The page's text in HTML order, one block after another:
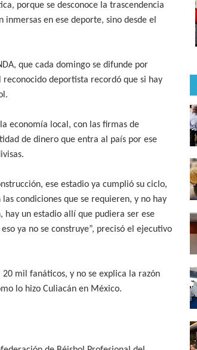
porque se desconoce la trascendencia
en ese deporte, sino desde el
que cada domingo se difunde por
reconocido deportista recordó que si hay
economía local, con las firmas de
de dinero que entra al país por ese
ese estadio ya cumplió su ciclo,
condiciones que se requieren, y no hay
hay un estadio allí que pudiera ser ese
ya no se construye”, precisó el ejecutivo
mil fanáticos, y no se explica la razón
lo hizo Culiacán en México.